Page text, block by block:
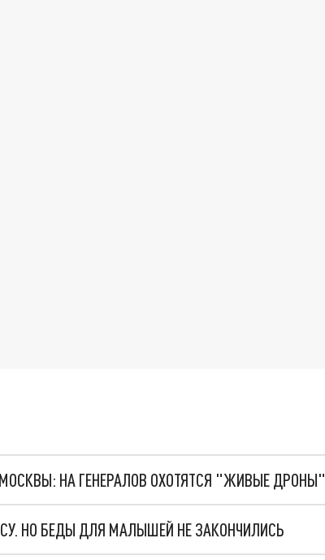
НА ГЕНЕРАЛОВ ОХОТЯТСЯ "ЖИВЫЕ ДРОНЫ"
НО БЕДЫ ДЛЯ МАЛЫШЕЙ НЕ ЗАКОНЧИЛИСЬ